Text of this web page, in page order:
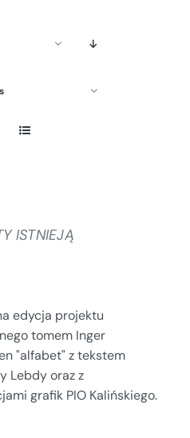
ISTNIEJĄ
edycja projektu
tomem Inger
"alfabet" z tekstem
Lebdy oraz z
grafik PIO Kalińskiego.